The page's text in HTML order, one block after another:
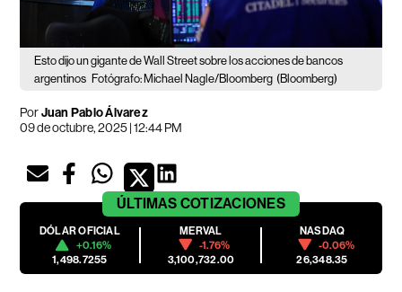
Esto dijo un gigante de Wall Street sobre los acciones de bancos
argentinos Fotógrafo: Michael Nagle/Bloomberg (Bloomberg)
PorJuan Pablo Álvarez
09 de octubre, 2025 | 12:44 PM
ÚLTIMAS COTIZACIONES
DÓLAR OFICIAL
+0.16%
1,498.7255
MERVAL
-1.76%
3,100,732.00
NASDAQ
-0.06%
26,348.35